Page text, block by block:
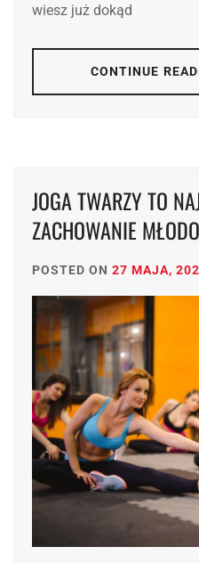
wiesz już dokąd
CONTINUE
JOGA TWARZY TO
ZACHOWANIE
POSTED ON 27 MAJA,